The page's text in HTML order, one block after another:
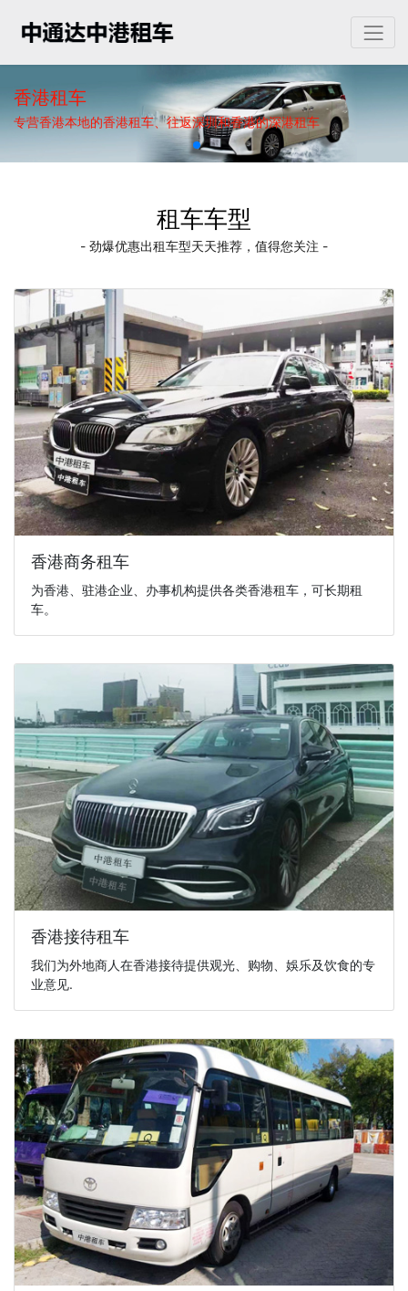
香港租车
专营香港本地的香港租车、往返深圳和香港的深港租车
租车车型
- 劲爆优惠出租车型天天推荐，值得您关注 -
香港商务租车
为香港、驻港企业、办事机构提供各类香港租车，可长期租
车。
香港接待租车
我们为外地商人在香港接待提供观光、购物、娛乐及饮食的专
业意见.